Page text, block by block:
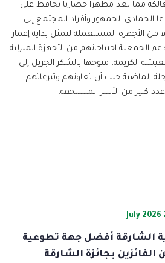
مما يعد مظهرا حضاريا يحافظ على
الحمادي الجمهور وأفراد المجتمع إلى
من الأجهزة المستعملة لتمثل بداية إعمار
الجمعية احتياجاتهم من الأجهزة المنزلية
الكريمة، متوجها بالشكر الجزيل إلى
الماضية حيث أن تعاونهم وتبرعاتهم
كبير من الأسر المستحقة.
الشارقة أفضل جهة تطوعية
بجائزة الشارقة